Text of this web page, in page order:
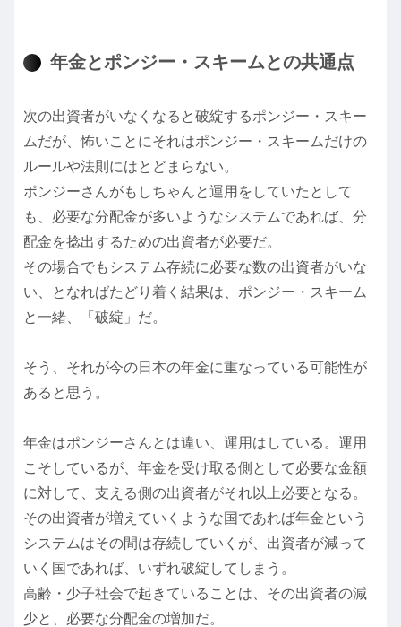
年金とポンジー・スキームとの共通点
次の出資者がいなくなると破綻するポンジー・スキー
ムだが、怖いことにそれはポンジー・スキームだけの
ルールや法則にはとどまらない。
ポンジーさんがもしちゃんと運用をしていたとして
も、必要な分配金が多いようなシステムであれば、分
配金を捻出するための出資者が必要だ。
その場合でもシステム存続に必要な数の出資者がいな
い、となればたどり着く結果は、ポンジー・スキーム
と一緒、「破綻」だ。
そう、それが今の日本の年金に重なっている可能性が
あると思う。
年金はポンジーさんとは違い、運用はしている。運用
こそしているが、年金を受け取る側として必要な金額
に対して、支える側の出資者がそれ以上必要となる。
その出資者が増えていくような国であれば年金という
システムはその間は存続していくが、出資者が減って
いく国であれば、いずれ破綻してしまう。
高齢・少子社会で起きていることは、その出資者の減
少と、必要な分配金の増加だ。